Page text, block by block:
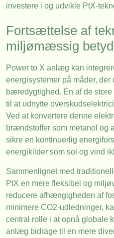
investere i og udvikle PtX-
Fortsættelse af
miljømæssig
Power to X anlæg kan
energisystemer på måder,
bæredygtighed. En af de
til at udnytte
Ved at konvertere denne
brændstoffer som metanol og
sikre en kontinuerlig
energikilder som sol og vind
Sammenlignet med
PtX en mere fleksibel og
reducere afhængigheden af
minimere CO2-udledninger,
central rolle i at opnå globale
anlæg bidrage til en mere